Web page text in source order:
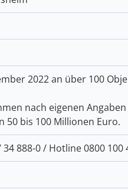
2022 an über 100
nach eigenen Angaben
50 bis 100 Millionen Euro.
888-0 / Hotline 0800 100